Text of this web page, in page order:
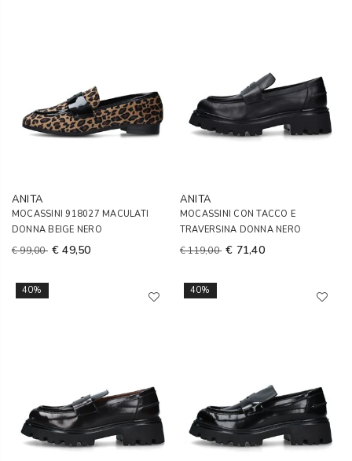
ANITA
MOCASSINI 918027 MACULATI
DONNA BEIGE NERO
€ 99,00 € 49,50
ANITA
MOCASSINI CON TACCO E
TRAVERSINA DONNA NERO
€ 119,00 € 71,40
40% 40%